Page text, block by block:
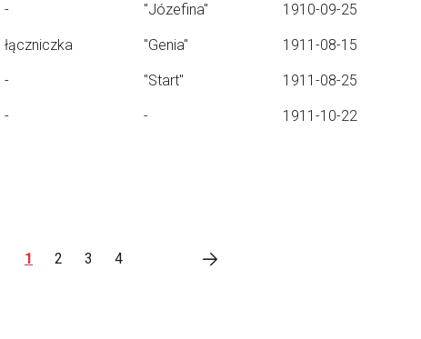
- "Józefina" 1910-09-25
łączniczka "Genia" 1911-08-15
- "Start" 1911-08-25
- - 1911-10-22
1 2 3 4